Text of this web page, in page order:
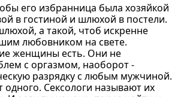
его избранница была хозяйкой
в гостиной и шлюхой в постели.
а такой, чтоб искренне
любовником на свете.
женщины есть. Они не
с оргазмом, наоборот -
разрядку с любым мужчиной.
Сексологи называют их